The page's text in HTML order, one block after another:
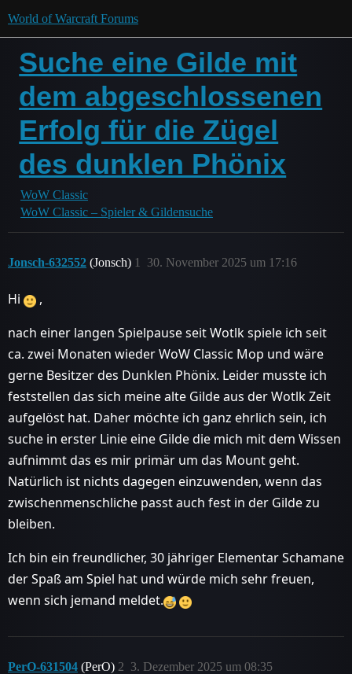
World of Warcraft Forums
Suche eine Gilde mit
dem abgeschlossenen
Erfolg für die Zügel
des dunklen Phönix
WoW Classic
WoW Classic – Spieler & Gildensuche
Jonsch-632552 (Jonsch) 30. November 2025 um 17:16
1
Hi
,
nach einer langen Spielpause seit Wotlk spiele ich seit
ca. zwei Monaten wieder WoW Classic Mop und wäre
gerne Besitzer des Dunklen Phönix. Leider musste ich
feststellen das sich meine alte Gilde aus der Wotlk Zeit
aufgelöst hat. Daher möchte ich ganz ehrlich sein, ich
suche in erster Linie eine Gilde die mich mit dem Wissen
aufnimmt das es mir primär um das Mount geht.
Natürlich ist nichts dagegen einzuwenden, wenn das
zwischenmenschliche passt auch fest in der Gilde zu
bleiben.
Ich bin ein freundlicher, 30 jähriger Elementar Schamane
der Spaß am Spiel hat und würde mich sehr freuen,
wenn sich jemand meldet.
PerO-631504 (PerO) 3. Dezember 2025 um 08:35
2